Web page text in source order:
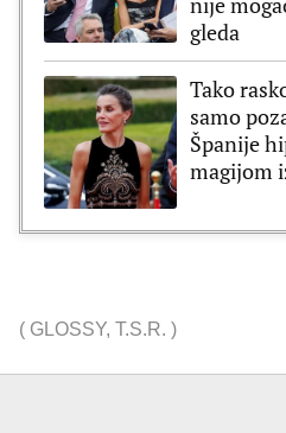
gleda
Tako
samo
Španije
magijom
( GLOSSY, T.S.R. )